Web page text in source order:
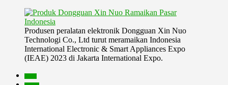
Produsen peralatan elektronik Dongguan Xin Nuo
Technologi Co., Ltd turut meramaikan Indonesia
International Electronic & Smart Appliances Expo
(IEAE) 2023 di Jakarta International Expo.